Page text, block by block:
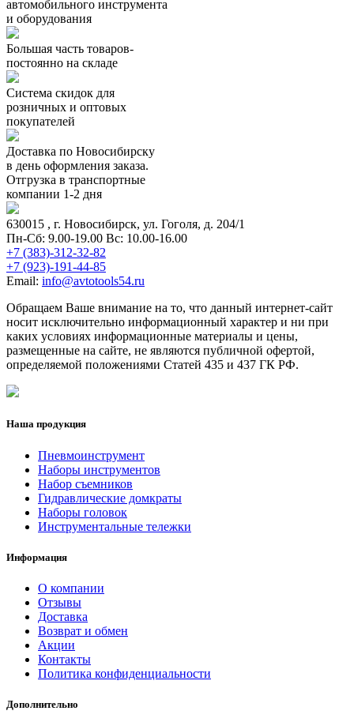
автомобильного инструмента
и оборудования
Большая часть товаров-
постоянно на складе
Система скидок для
розничных и оптовых
покупателей
Доставка по Новосибирску
в день оформления заказа.
Отгрузка в транспортные
компании 1-2 дня
630015 , г. Новосибирск, ул. Гоголя, д. 204/1
Пн-Сб: 9.00-19.00 Вс: 10.00-16.00
+7 (383)-312-32-82
+7 (923)-191-44-85
Email: info@avtotools54.ru
Обращаем Ваше внимание на то, что данный интернет-сайт
носит исключительно информационный характер и ни при
каких условиях информационные материалы и цены,
размещенные на сайте, не являются публичной офертой,
определяемой положениями Статей 435 и 437 ГК РФ.
Наша продукция
Пневмоинструмент
Наборы инструментов
Набор съемников
Гидравлические домкраты
Наборы головок
Инструментальные тележки
Информация
О компании
Отзывы
Доставка
Возврат и обмен
Акции
Контакты
Политика конфиденциальности
Дополнительно